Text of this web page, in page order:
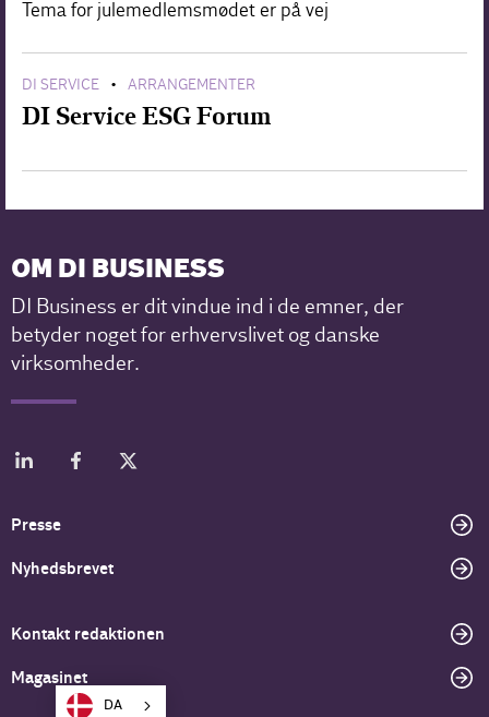
Tema for julemedlemsmødet er på vej
DI SERVICE • ARRANGEMENTER
DI Service ESG Forum
OM DI BUSINESS
DI Business er dit vindue ind i de emner, der
betyder noget for erhvervslivet og danske
virksomheder.
Presse
Nyhedsbrevet
Kontakt redaktionen
Magasinet
DA